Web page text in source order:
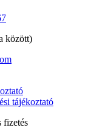
között)
tájékoztató
fizetés